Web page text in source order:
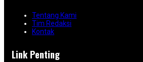
Tentang Kami
Tim Redaksi
Kontak
Link Penting